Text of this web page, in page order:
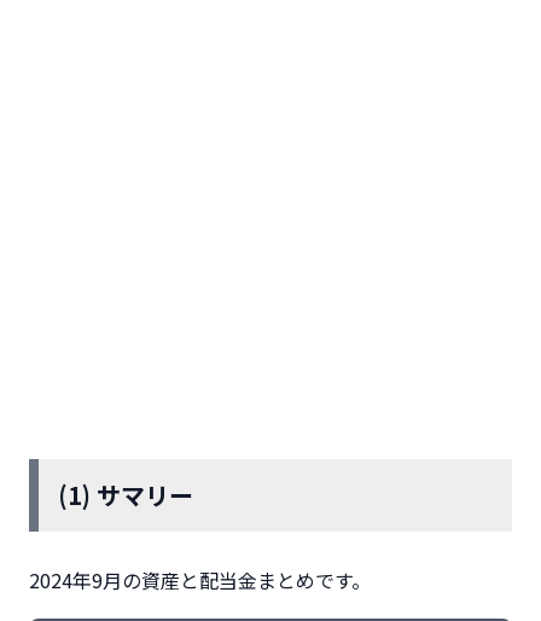
(1) サマリー
2024年9月の資産と配当金まとめです。